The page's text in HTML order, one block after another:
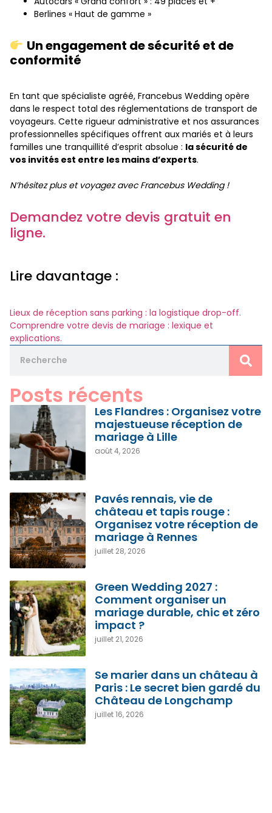
Berlines « Haut de gamme »
Un engagement de sécurité et de
conformité
En tant que spécialiste agréé, Francebus Wedding opère
dans le respect total des réglementations de transport de
voyageurs. Cette rigueur administrative et nos assurances
professionnelles spécifiques offrent aux mariés et à leurs
familles une tranquillité d’esprit absolue : la sécurité de
vos invités est entre les mains d’experts.
N’hésitez plus et voyagez avec Francebus Wedding !
Demandez votre devis gratuit en
ligne.
Lire davantage :
Lieux de réception sans parking : la logistique drop-off.
Comprendre votre devis de mariage : lexique et
explications.
Posts récents
Les Flandres : Organisez votre
majestueuse réception de
mariage à Lille
août 4, 2026
Pavés rennais, vie de
château et tapis rouge :
Organisez votre réception de
mariage à Rennes
juillet 28, 2026
Green Wedding 2027 :
Comment organiser un
mariage durable, chic et zéro
impact ?
juillet 21, 2026
Se marier dans un château à
Paris : Le secret bien gardé du
Château de Longchamp
juillet 16, 2026